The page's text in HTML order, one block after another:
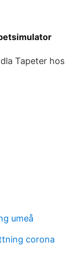
Tapeter hos
umeå
corona